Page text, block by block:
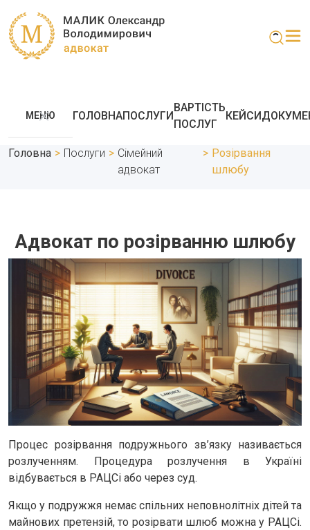
МЕНЮ ГОЛОВНАПОСЛУГИ
ВАРТІСТЬ
ПОСЛУГ
КЕЙСИ
Головна > Послуги > Сімейний
адвокат
> Розірвання
шлюбу
Адвокат по розірванню шлюбу
Процес розірвання подружнього зв’язку називається
розлученням. Процедура розлучення в Україні
відбувається в РАЦСі або через суд.
Якщо у подружжя немає спільних неповнолітніх дітей та
майнових претензій, то розірвати шлюб можна у РАЦСі.